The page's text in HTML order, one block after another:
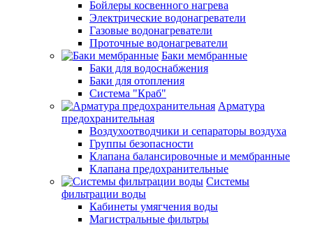
Бойлеры косвенного нагрева
Электрические водонагреватели
Газовые водонагреватели
Проточные водонагреватели
Баки мембранные
Баки для водоснабжения
Баки для отопления
Система "Краб"
Арматура
предохранительная
Воздухоотводчики и сепараторы воздуха
Группы безопасности
Клапана балансировочные и мембранные
Клапана предохранительные
Системы
фильтрации воды
Кабинеты умягчения воды
Магистральные фильтры